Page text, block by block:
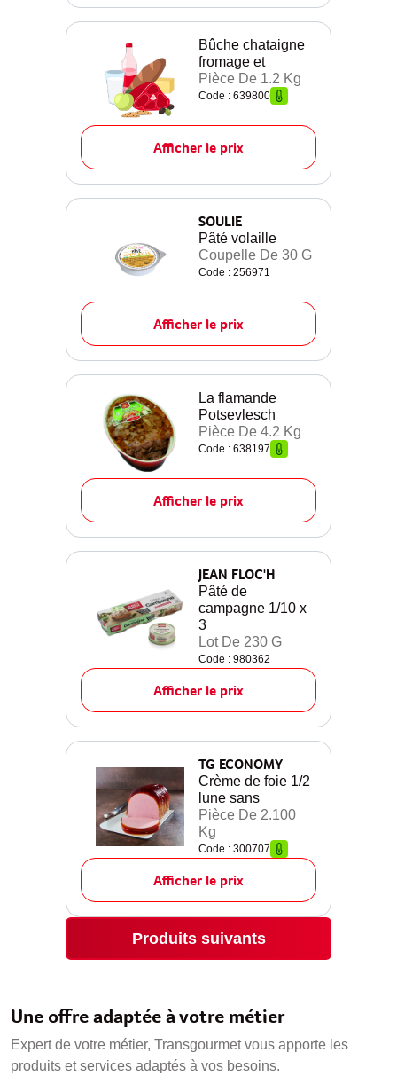
Bûche chataigne
fromage et
Pièce De 1.2 Kg
Code : 639800
Afficher le prix
SOULIE
Pâté volaille
Coupelle De 30 G
Code : 256971
Afficher le prix
La flamande
Potsevlesch
Pièce De 4.2 Kg
Code : 638197
Afficher le prix
JEAN FLOC'H
Pâté de
campagne 1/10 x
3
Lot De 230 G
Code : 980362
Afficher le prix
TG ECONOMY
Crème de foie 1/2
lune sans
Pièce De 2.100
Kg
Code : 300707
Afficher le prix
Produits suivants
Une offre adaptée à votre métier
Expert de votre métier, Transgourmet vous apporte les
produits et services adaptés à vos besoins.